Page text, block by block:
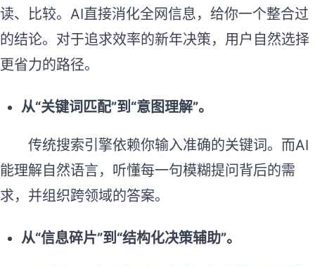
读、比较。AI直接消化全网信息，给你一个整合过
的结论。对于追求效率的新年决策，用户自然选择
更省力的路径。
从“关键词匹配”到“意图理解”。
传统搜索引擎依赖你输入准确的关键词。而AI
能理解自然语言，听懂每一句模糊提问背后的需
求，并组织跨领域的答案。
从“信息碎片”到“结构化决策辅助”。